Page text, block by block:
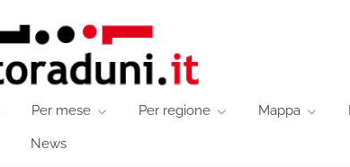
Per mese Per regione Mappa
News